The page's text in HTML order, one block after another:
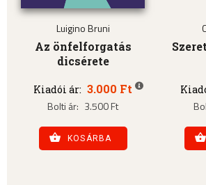
Luigino Bruni
Az önfelforgatás
dicsérete
Kiadói ár: 3.000 Ft
Bolti ár: 3.500 Ft
KOSÁRBA